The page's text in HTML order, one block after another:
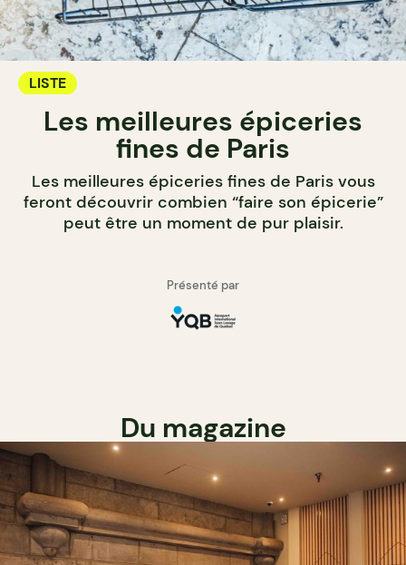
LISTE
Les meilleures épiceries
fines de Paris
Les meilleures épiceries fines de Paris vous
feront découvrir combien “faire son épicerie”
peut être un moment de pur plaisir.
Présenté par
Du magazine